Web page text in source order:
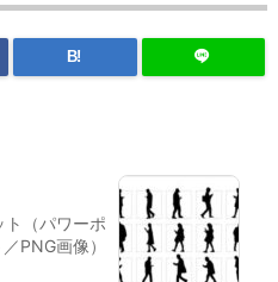
B!
（パワーポ
PNG画像）